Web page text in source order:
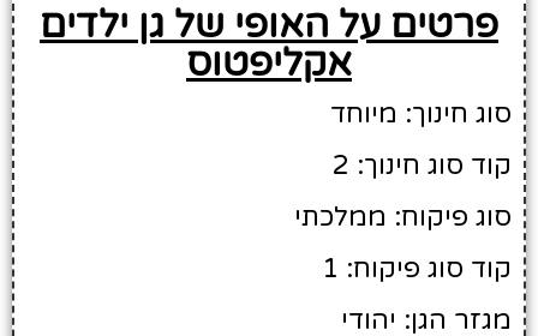
פרטים על האופי של גן ילדים
אקליפטוס
סוג חינוך: מיוחד
קוד סוג חינוך: 2
סוג פיקוח: ממלכתי
קוד סוג פיקוח: 1
מגזר הגן: יהודי